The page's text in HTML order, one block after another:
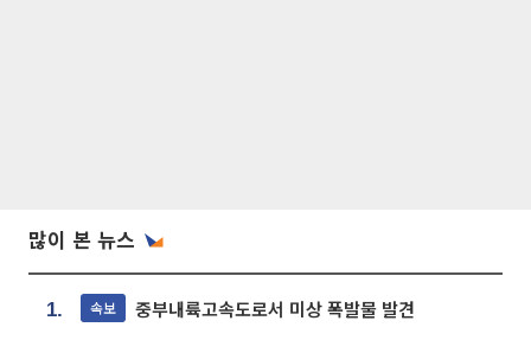
많이 본 뉴스
1. 속보 중부내륙고속도로서 미상 폭발물 발견